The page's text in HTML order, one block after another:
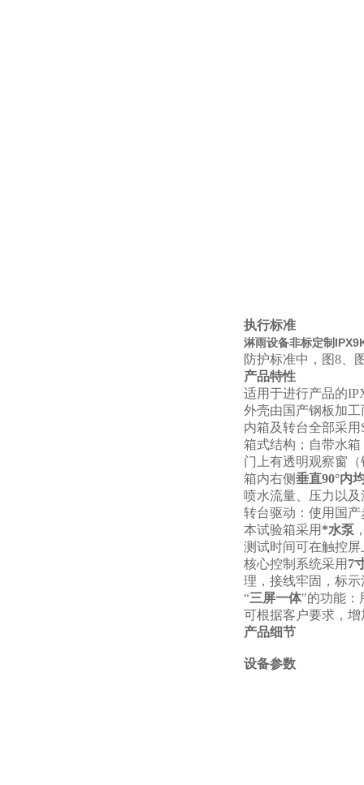
执行标准
淋雨设备非标定制
防护标准中，图8、
产品特性
适用于进行产品的
外壳由国产钢板加
内箱及转台全部采
箱式结构；自带水
门上有透明观察窗
箱内右侧垂直90°内
喷水流量、压力以
转台驱动：使用国
本试验箱采用 *水泵
测试时间可在触控屏
核心控制系统采用 7
理，接线牢固，标示
“三屏一体"的功能：
可根据客户要求，
产品细节
设备参数